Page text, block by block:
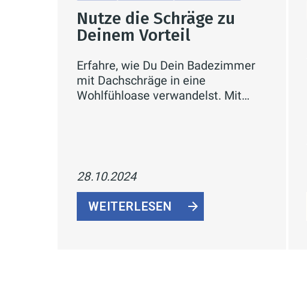
Nutze die Schräge zu
Deinem Vorteil
Erfahre, wie Du Dein Badezimmer
mit Dachschräge in eine
Wohlfühloase verwandelst. Mit
28.10.2024
WEITERLESEN